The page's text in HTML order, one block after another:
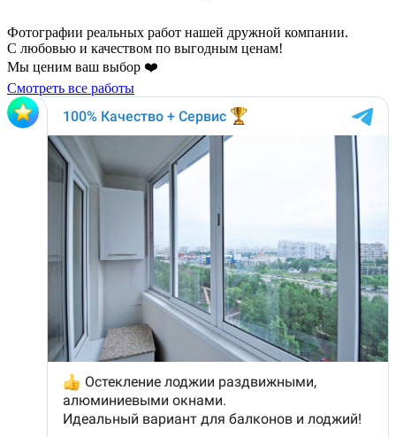
Фотографии реальных работ нашей дружной компании.
С любовью и качеством по выгодным ценам!
Мы ценим ваш выбор ❤️
Смотреть все работы